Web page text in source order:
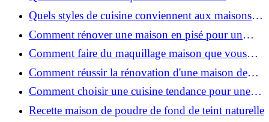
préférées ?
Quels styles de cuisine conviennent aux maisons et
appartements du Voironnais ?
Comment rénover une maison en pisé pour un
habitat sain et performant ?
Comment faire du maquillage maison que vous
utiliserez vraiment ?
Comment réussir la rénovation d'une maison de
ville en 2026 ?
Comment choisir une cuisine tendance pour une
rénovation en 2026 ?
Recette maison de poudre de fond de teint naturelle